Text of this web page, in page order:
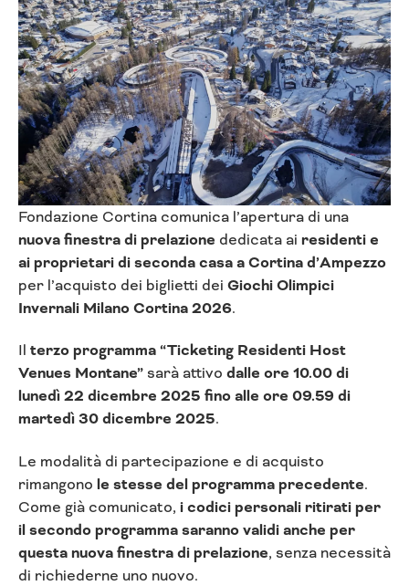
Fondazione Cortina comunica l’apertura di una
nuova finestra di prelazione dedicata ai residenti e
ai proprietari di seconda casa a Cortina d’Ampezzo
per l’acquisto dei biglietti dei Giochi Olimpici
Invernali Milano Cortina 2026.
Il terzo programma “Ticketing Residenti Host
Venues Montane” sarà attivo dalle ore 10.00 di
lunedì 22 dicembre 2025 fino alle ore 09.59 di
martedì 30 dicembre 2025.
Le modalità di partecipazione e di acquisto
rimangono le stesse del programma precedente.
Come già comunicato, i codici personali ritirati per
il secondo programma saranno validi anche per
questa nuova finestra di prelazione, senza necessità
di richiederne uno nuovo.